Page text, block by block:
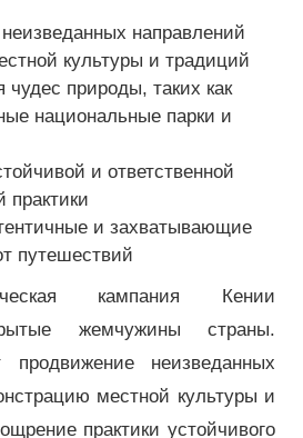
направлений
культуры и традиций
природы, таких как
национальные парки и
и ответственной
практики
и захватывающие
путешествий
кампания Кении
жемчужины страны.
неизведанных
местной культуры и
практики устойчивого